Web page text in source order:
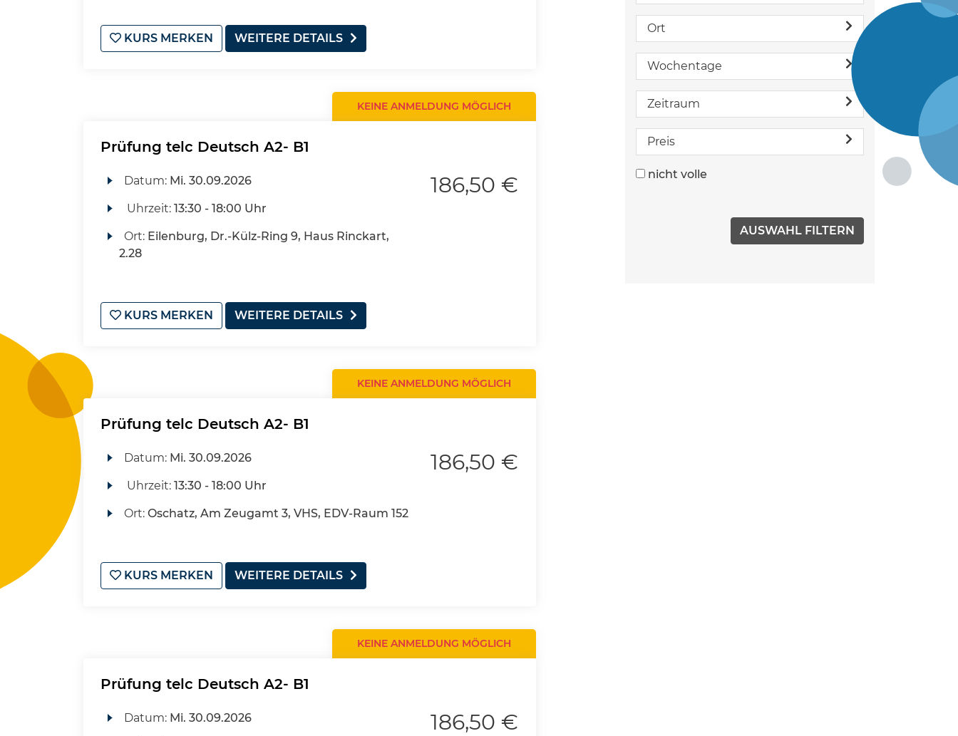
KURS MERKEN WEITERE DETAILS
KEINE ANMELDUNG MÖGLICH
Prüfung telc Deutsch A2- B1
Datum: Mi. 30.09.2026
Uhrzeit: 13:30 - 18:00 Uhr
Ort: Eilenburg, Dr.-Külz-Ring 9, Haus Rinckart,
2.28
186,50 €
KURS MERKEN WEITERE DETAILS
KEINE ANMELDUNG MÖGLICH
Prüfung telc Deutsch A2- B1
Datum: Mi. 30.09.2026
Uhrzeit: 13:30 - 18:00 Uhr
Ort: Oschatz, Am Zeugamt 3, VHS, EDV-Raum 152
186,50 €
KURS MERKEN WEITERE DETAILS
KEINE ANMELDUNG MÖGLICH
Prüfung telc Deutsch A2- B1
Datum: Mi. 30.09.2026 186,50 €
Ort
Wochentage
Zeitraum
Preis
nicht volle